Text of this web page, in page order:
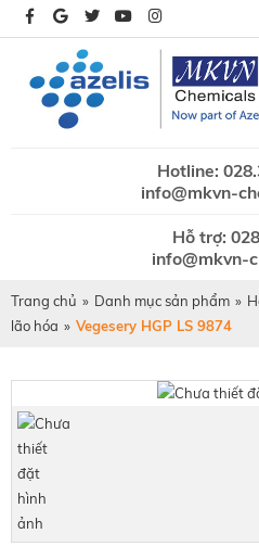
Hotline:
info@mkvn-
Hỗ trợ:
info@mkvn-
Trang chủ » Danh mục sản phẩm »
lão hóa » Vegesery HGP LS 9874